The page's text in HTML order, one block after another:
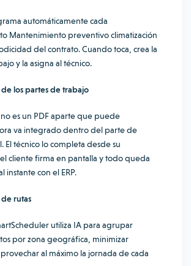
automáticamente cada
Mantenimiento preventivo climatización
del contrato. Cuando toca, crea la
y la asigna al técnico.
los partes de trabajo
no es un PDF aparte que puede
va integrado dentro del parte de
El técnico lo completa desde su
cliente firma en pantalla y todo queda
instante con el ERP.
rutas
utiliza IA para agrupar
por zona geográfica, minimizar
al máximo la jornada de cada